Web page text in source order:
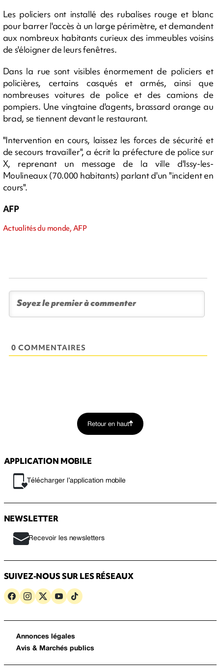
Les policiers ont installé des rubalises rouge et blanc
pour barrer l'accès à un large périmètre, et demandent
aux nombreux habitants curieux des immeubles voisins
de s'éloigner de leurs fenêtres.
Dans la rue sont visibles énormement de policiers et
policières, certains casqués et armés, ainsi que
nombreuses voitures de police et des camions de
pompiers. Une vingtaine d'agents, brassard orange au
brad, se tiennent devant le restaurant.
"Intervention en cours, laissez les forces de sécurité et
de secours travailler", a écrit la préfecture de police sur
X, reprenant un message de la ville d'Issy-les-
Moulineaux (70.000 habitants) parlant d'un "incident en
cours".
AFP
Actualités du monde, AFP
0 COMMENTAIRES
Retour en haut
APPLICATION MOBILE
Télécharger l’application mobile
NEWSLETTER
Recevoir les newsletters
SUIVEZ-NOUS SUR LES RÉSEAUX
Annonces légales
Avis & Marchés publics